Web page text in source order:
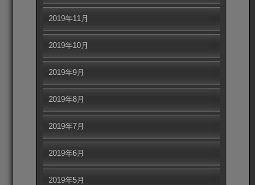
2019年11月
2019年10月
2019年9月
2019年8月
2019年7月
2019年6月
2019年5月